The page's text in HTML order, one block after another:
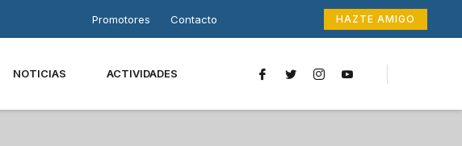
Promotores Contacto HAZTE AMIGO
NOTICIAS ACTIVIDADES